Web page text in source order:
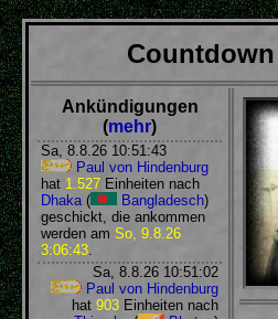
Ankündigungen
(mehr)
Sa, 8.8.26 10:51:43
Paul von Hindenburg
hat 1.527 Einheiten nach
Dhaka( Bangladesch)
geschickt, die ankommen
werden am So, 9.8.26
3:06:43.
Sa, 8.8.26 10:51:02
Paul von Hindenburg
hat 903 Einheiten nach